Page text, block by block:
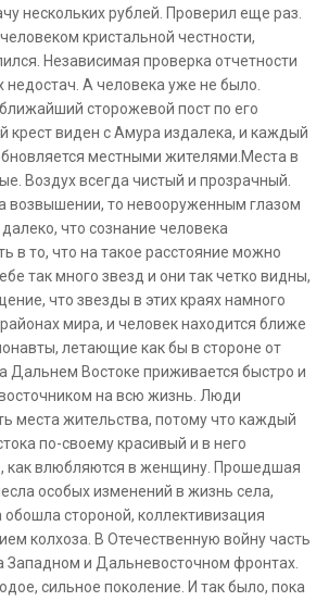
нескольких рублей. Проверил еще раз.
кристальной честности,
Независимая проверка отчетности
недостач. А человека уже не было.
сторожевой пост по его
крест виден с Амура издалека, и каждый
местными жителями.Места в
Воздух всегда чистый и прозрачный.
возвышении, то невооруженным глазом
что сознание человека
в то, что на такое расстояние можно
так много звезд и они так четко видны,
что звезды в этих краях намного
мира, и человек находится ближе
летающие как бы в стороне от
Дальнем Востоке приживается быстро и
на всю жизнь. Люди
места жительства, потому что каждый
по-своему красивый и в него
как влюбляются в женщину. Прошедшая
особых изменений в жизнь села,
стороной, коллективизация
колхоза. В Отечественную войну часть
Западном и Дальневосточном фронтах.
сильное поколение. И так было, пока